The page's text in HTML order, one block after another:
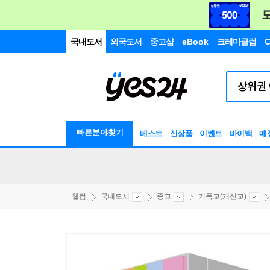
국내도서 외국도서 중고샵 eBook 크레마클럽
빠른분야찾기 베스트 신상품 이벤트 바이백 매
웰컴 국내도서 종교 기독교(개신교)